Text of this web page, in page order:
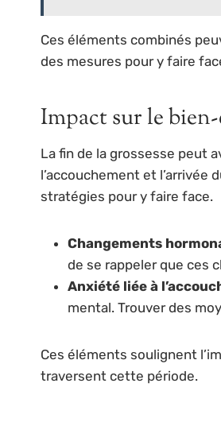
Ces éléments combinés
des mesures pour y faire
Impact sur le
La fin de la grossesse peut
l’accouchement et
stratégies pour y faire face.
Changements
de se rappeler que ces
Anxiété liée à
mental. Trouver des
Ces éléments soulignent
traversent cette période.